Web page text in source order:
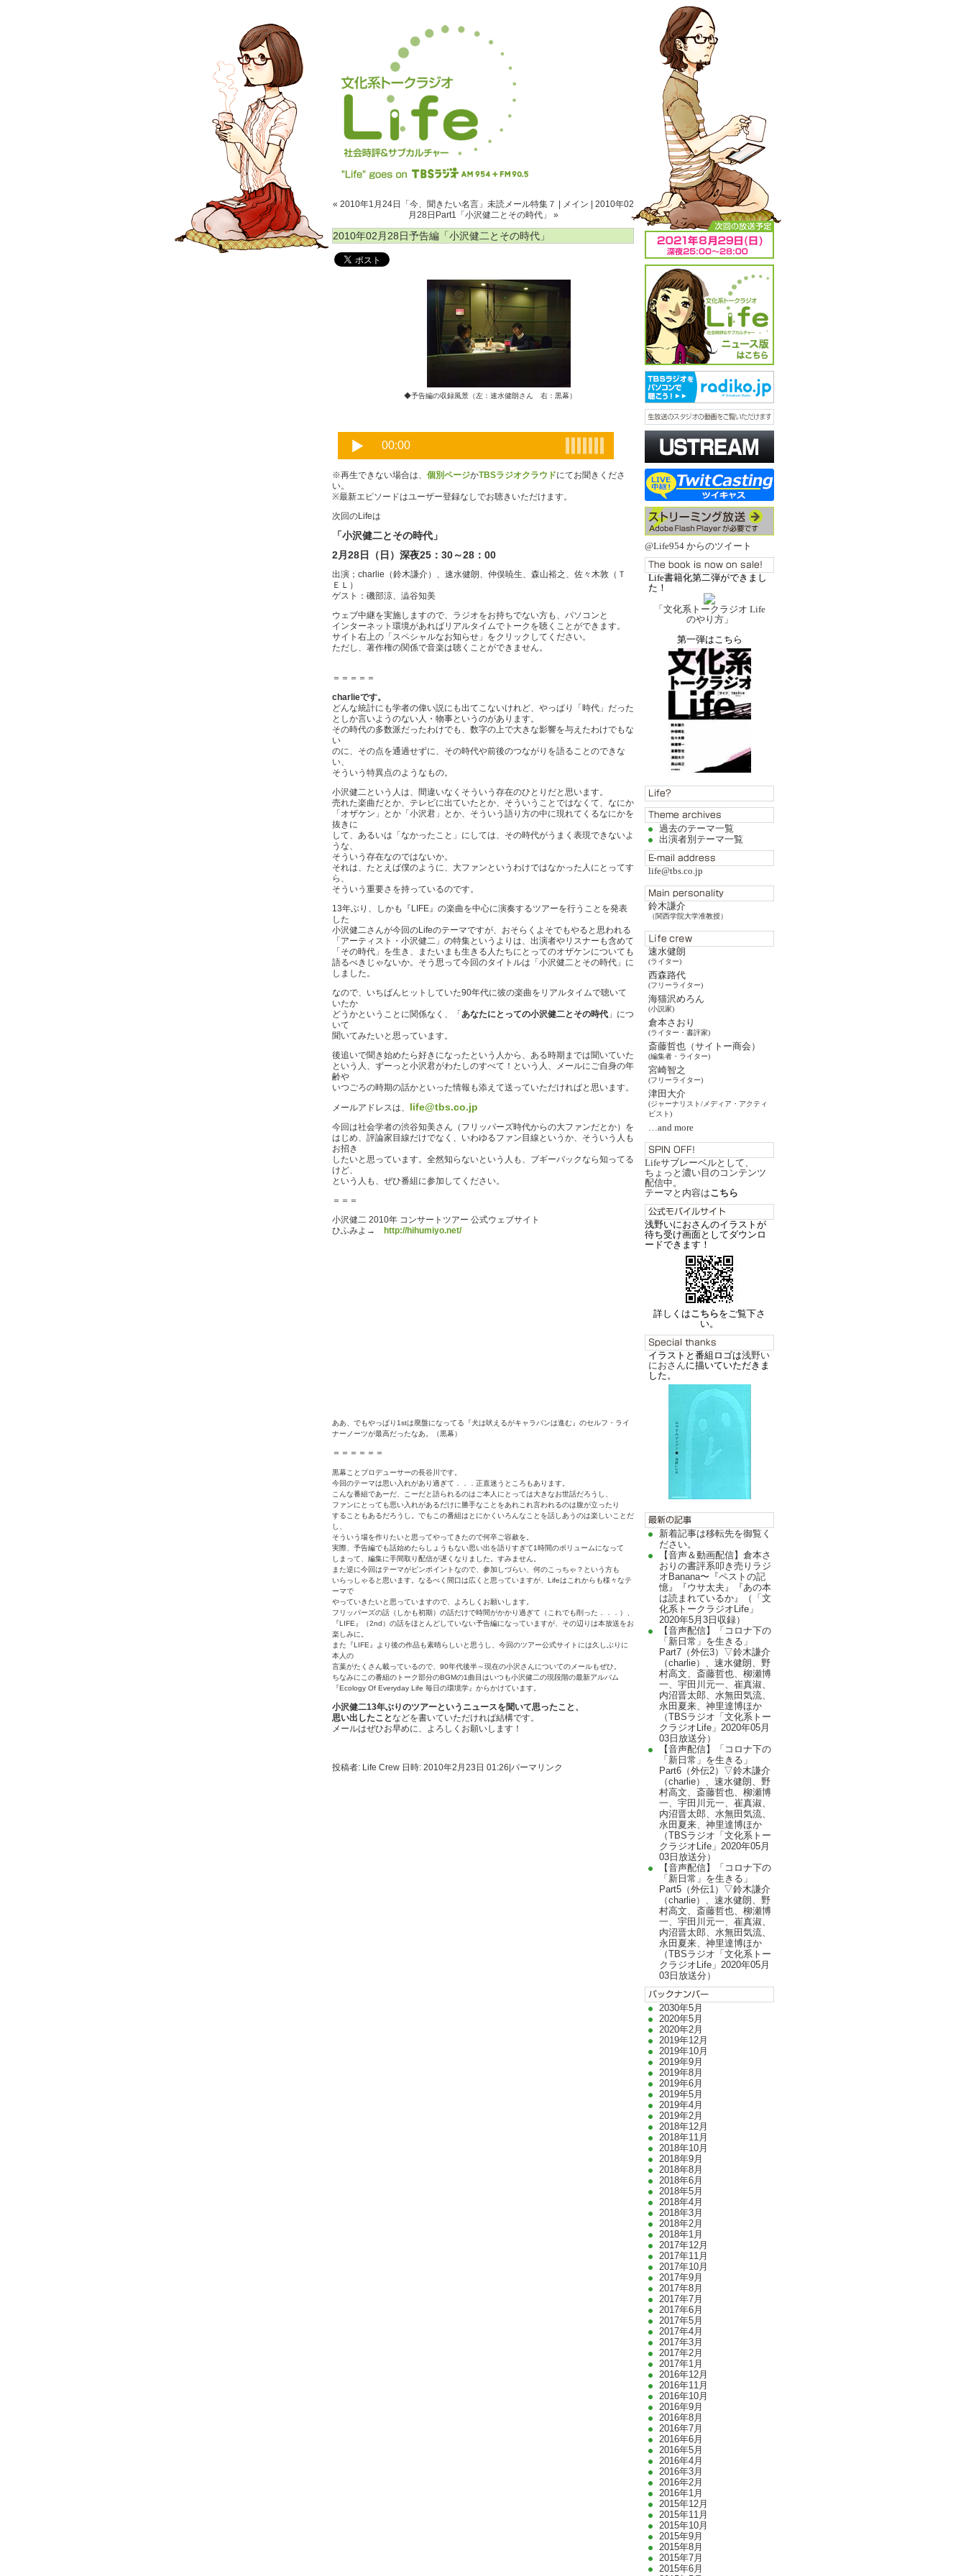
@Life954 からのツイート
Life書籍化第二弾ができまし
た！
「文化系トークラジオ Life
のやり方」
第一弾はこちら
過去のテーマ一覧
出演者別テーマ一覧
life@tbs.co.jp
鈴木謙介
（関西学院大学准教授）
速水健朗
(ライター)
西森路代
(フリーライター)
海猫沢めろん
(小説家)
倉本さおり
(ライター・書評家)
斎藤哲也（サイトー商会）
(編集者・ライター)
宮崎智之
(フリーライター)
津田大介
(ジャーナリスト/メディア・アクティ
ビスト)
…and more
Lifeサブレーベルとして、
ちょっと濃い目のコンテンツ
配信中。
テーマと内容はこちら
浅野いにおさんのイラストが
待ち受け画面としてダウンロ
ードできます！
詳しくはこちらをご覧下さ
い。
イラストと番組ロゴは浅野い
におさんに描いていただきま
した。
新着記事は移転先を御覧く
ださい。
【音声＆動画配信】倉本さ
おりの書評系叩き売りラジ
オBanana〜『ペストの記
憶』『ウサ太夫』『あの本
は読まれているか』（「文
化系トークラジオLife」
2020年5月3日収録）
【音声配信】「コロナ下の
「新日常」を生きる」
Part7（外伝3）▽鈴木謙介
（charlie）、速水健朗、野
村高文、斎藤哲也、柳瀬博
一、宇田川元一、崔真淑、
内沼晋太郎、水無田気流、
永田夏来、神里達博ほか
（TBSラジオ「文化系トー
クラジオLife」2020年05月
03日放送分）
【音声配信】「コロナ下の
「新日常」を生きる」
Part6（外伝2）▽鈴木謙介
（charlie）、速水健朗、野
村高文、斎藤哲也、柳瀬博
一、宇田川元一、崔真淑、
内沼晋太郎、水無田気流、
永田夏来、神里達博ほか
（TBSラジオ「文化系トー
クラジオLife」2020年05月
03日放送分）
【音声配信】「コロナ下の
「新日常」を生きる」
Part5（外伝1）▽鈴木謙介
（charlie）、速水健朗、野
村高文、斎藤哲也、柳瀬博
一、宇田川元一、崔真淑、
内沼晋太郎、水無田気流、
永田夏来、神里達博ほか
（TBSラジオ「文化系トー
クラジオLife」2020年05月
03日放送分）
2030年5月
2020年5月
2020年2月
2019年12月
2019年10月
2019年9月
2019年8月
2019年6月
2019年5月
2019年4月
2019年2月
2018年12月
2018年11月
2018年10月
2018年9月
2018年8月
2018年6月
2018年5月
2018年4月
2018年3月
2018年2月
2018年1月
2017年12月
2017年11月
2017年10月
2017年9月
2017年8月
2017年7月
2017年6月
2017年5月
2017年4月
2017年3月
2017年2月
2017年1月
2016年12月
2016年11月
2016年10月
2016年9月
2016年8月
2016年7月
2016年6月
2016年5月
2016年4月
2016年3月
2016年2月
2016年1月
2015年12月
2015年11月
2015年10月
2015年9月
2015年8月
2015年7月
2015年6月
« 2010年1月24日「今、聞きたい名言」未読メール特集７ メイン
2010年02
月28日Part1「小沢健二とその時代」 »
2010年02月28日予告編「小沢健二とその時代」
◆予告編の収録風景（左：速水健朗さん 右：黒幕）
※再生できない場合は、 個別ページかTBSラジオクラウドにてお聞きくださ
い。
※最新エピソードはユーザー登録なしでお聴きいただけます。
次回のLifeは
「小沢健二とその時代」
2月28日（日）深夜25：30～28：00
出演；charlie（鈴木謙介）、速水健朗、仲俣暁生、森山裕之、佐々木敦（Ｔ
ＥＬ）
ゲスト：磯部涼、澁谷知美
ウェブ中継を実施しますので、ラジオをお持ちでない方も、パソコンと
インターネット環境があればリアルタイムでトークを聴くことができます。
サイト右上の「スペシャルなお知らせ」をクリックしてください。
ただし、著作権の関係で音楽は聴くことができません。
＝＝＝＝＝
charlieです。
どんな統計にも学者の偉い説にも出てこないけれど、やっぱり「時代」だった
としか言いようのない人・物事というのがあります。
その時代の多数派だったわけでも、数字の上で大きな影響を与えたわけでもな
い
のに、その点を通過せずに、その時代や前後のつながりを語ることのできな
い、
そういう特異点のようなもの。
小沢健二という人は、間違いなくそういう存在のひとりだと思います。
売れた楽曲だとか、テレビに出ていたとか、そういうことではなくて、なにか
「オザケン」とか「小沢君」とか、そういう語り方の中に現れてくるなにかを
抜きに
して、あるいは「なかったこと」にしては、その時代がうまく表現できないよ
うな、
そういう存在なのではないか。
それは、たとえば僕のように、大ファンというわけではなかった人にとってす
ら、
そういう重要さを持っているのです。
13年ぶり、しかも『LIFE』の楽曲を中心に演奏するツアーを行うことを発表
した
小沢健二さんが今回のLifeのテーマですが、おそらくよそでもやると思われる
「アーティスト・小沢健二」の特集というよりは、出演者やリスナーも含めて
「その時代」を生き、またいまも生きる人たちにとってのオザケンについても
語るべきじゃないか。そう思って今回のタイトルは「小沢健二とその時代」に
しました。
なので、いちばんヒットしていた90年代に彼の楽曲をリアルタイムで聴いて
いたか
どうかということに関係なく、「 あなたにとっての小沢健二とその時代 」につ
いて
聞いてみたいと思っています。
後追いで聞き始めたら好きになったという人から、ある時期までは聞いていた
という人、ずーっと小沢君がわたしのすべて！という人、メールにご自身の年
齢や
いつごろの時期の話かといった情報も添えて送っていただければと思います。
メールアドレスは、 life@tbs.co.jp
今回は社会学者の渋谷知美さん（フリッパーズ時代からの大ファンだとか）を
はじめ、評論家目線だけでなく、いわゆるファン目線というか、そういう人も
お招き
したいと思っています。全然知らないという人も、ブギーバックなら知ってる
けど、
という人も、ぜひ番組に参加してください。
＝＝＝
小沢健二 2010年 コンサートツアー 公式ウェブサイト
ひふみよ→
http://hihumiyo.net/
ああ、でもやっぱり1stは廃盤になってる『犬は吠えるがキャラバンは進む』のセルフ・ライ
ナーノーツが最高だったなあ。（黒幕）
＝＝＝＝＝＝
黒幕ことプロデューサーの長谷川です。
今回のテーマは思い入れがあり過ぎて．．．正直迷うところもあります。
こんな番組であーだ、こーだと語られるのはご本人にとっては大きなお世話だろうし、
ファンにとっても思い入れがあるだけに勝手なことをあれこれ言われるのは腹が立ったり
することもあるだろうし。でもこの番組はとにかくいろんなことを話しあうのは楽しいことだ
し、
そういう場を作りたいと思ってやってきたので何卒ご容赦を。
実際、予告編でも話始めたらしょうもない思い出を語りすぎて1時間のボリュームになって
しまって、編集に手間取り配信が遅くなりました。すみません。
また逆に今回はテーマがピンポイントなので、参加しづらい、何のこっちゃ？という方も
いらっしゃると思います。なるべく間口は広くと思っていますが、Lifeはこれからも様々なテ
ーマで
やっていきたいと思っていますので、よろしくお願いします。
フリッパーズの話（しかも初期）の話だけで時間がかかり過ぎて（これでも削った．．．）、
『LIFE』（2nd）の話をほとんどしていない予告編になっていますが、その辺りは本放送をお
楽しみに。
また『LIFE』より後の作品も素晴らしいと思うし、今回のツアー公式サイトには久しぶりに
本人の
言葉がたくさん載っているので、90年代後半～現在の小沢さんについてのメールもぜひ。
ちなみにこの番組のトーク部分のBGMの1曲目はいつも小沢健二の現段階の最新アルバム
『Ecology Of Everyday Life 毎日の環境学』からかけています。
小沢健二13年ぶりのツアーというニュースを聞いて思ったこと、
思い出したことなどを書いていただければ結構です。
メールはぜひお早めに、よろしくお願いします！
投稿者: Life Crew 日時: 2010年2月23日 01:26 パーマリンク